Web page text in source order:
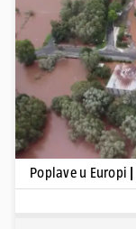
Poplave u Europi